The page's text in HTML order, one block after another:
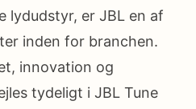
lydudstyr, er JBL en af
inden for branchen.
innovation og
tydeligt i JBL Tune